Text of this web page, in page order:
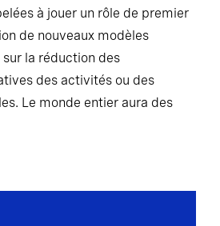
à jouer un rôle de premier
de nouveaux modèles
la réduction des
des activités ou des
Le monde entier aura des